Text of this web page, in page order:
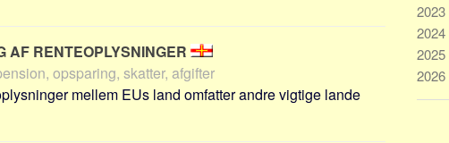
AF RENTEOPLYSNINGER
opsparing, skatter, afgifter
mellem EUs land omfatter andre vigtige lande
2023
2024
2025
2026